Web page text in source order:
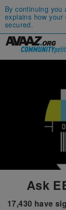
By continuing you
explains how
secured.
Ask
17,430 have